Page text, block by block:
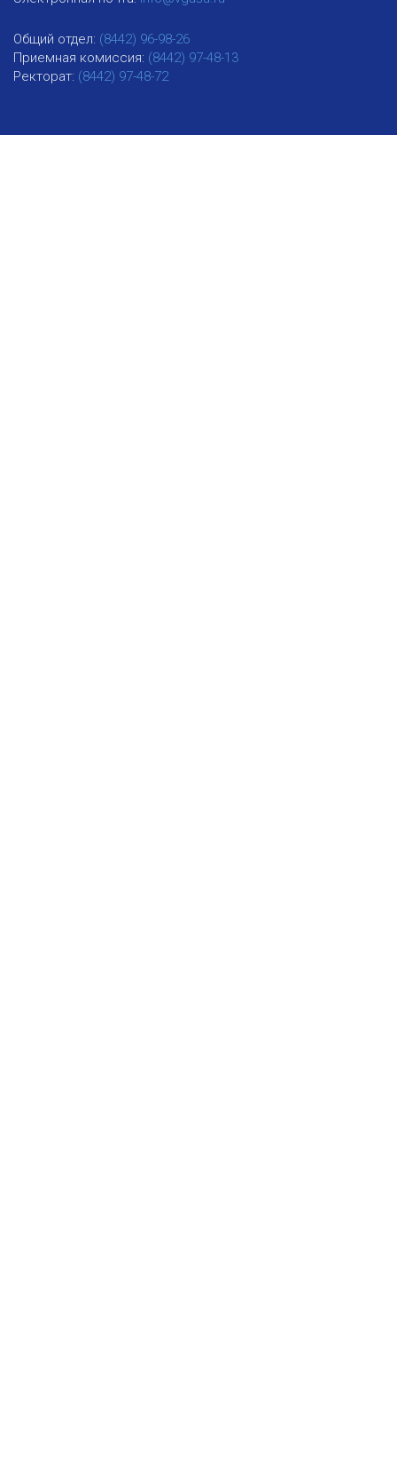
Общий отдел: (8442) 96-98-26
Приемная комиссия: (8442) 97-48-13
Ректорат: (8442) 97-48-72